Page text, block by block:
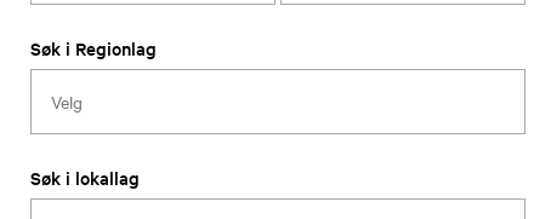
Søk i Regionlag
Søk i lokallag